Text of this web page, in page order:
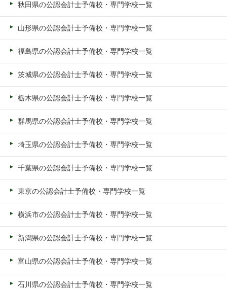
秋田県の公認会計士予備校・専門学校一覧
山形県の公認会計士予備校・専門学校一覧
福島県の公認会計士予備校・専門学校一覧
茨城県の公認会計士予備校・専門学校一覧
栃木県の公認会計士予備校・専門学校一覧
群馬県の公認会計士予備校・専門学校一覧
埼玉県の公認会計士予備校・専門学校一覧
千葉県の公認会計士予備校・専門学校一覧
東京の公認会計士予備校・専門学校一覧
横浜市の公認会計士予備校・専門学校一覧
新潟県の公認会計士予備校・専門学校一覧
富山県の公認会計士予備校・専門学校一覧
石川県の公認会計士予備校・専門学校一覧